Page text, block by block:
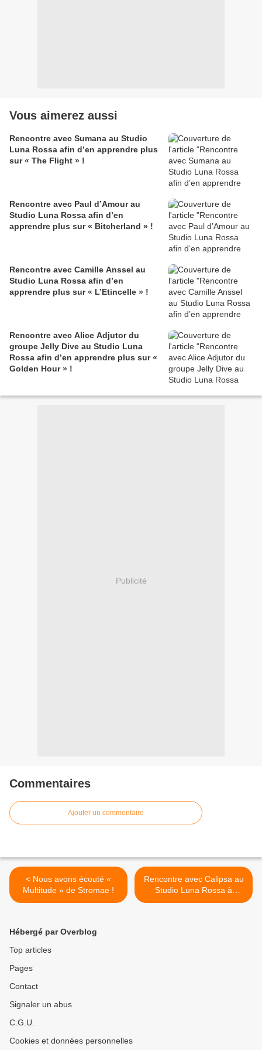
Vous aimerez aussi
Rencontre avec Sumana au Studio
Luna Rossa afin d’en apprendre plus
sur « The Flight » !
Rencontre avec Paul d’Amour au
Studio Luna Rossa afin d’en
apprendre plus sur « Bitcherland » !
Rencontre avec Camille Anssel au
Studio Luna Rossa afin d’en
apprendre plus sur « L’Etincelle » !
Rencontre avec Alice Adjutor du
groupe Jelly Dive au Studio Luna
Rossa afin d’en apprendre plus sur «
Golden Hour » !
Publicité
Commentaires
Ajouter un commentaire
< Nous avons écouté «
Multitude » de Stromae !
Rencontre avec Calipsa au
Studio Luna Rossa à
l’occasion de la parution de
Hébergé par Overblog
Top articles
Pages
Contact
Signaler un abus
C.G.U.
Cookies et données personnelles